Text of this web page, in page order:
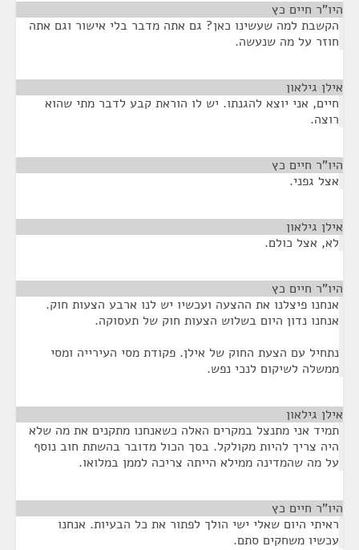
היו"ר חיים כץ
הקשבת למה שעשינו כאן? גם אתה מדבר בלי אישור וגם אתה
חוזר על מה שנעשה.
אילן גילאון
חיים, אני יוצא להגנתו. יש לו הוראת קבע לדבר מתי שהוא
רוצה.
היו"ר חיים כץ
אצל גפני.
אילן גילאון
לא, אצל כולם.
היו"ר חיים כץ
אנחנו פיצלנו את ההצעה ועכשיו יש לנו ארבע הצעות חוק.
אנחנו נדון היום בשלוש הצעות חוק של תעסוקה.
נתחיל עם הצעת החוק של אילן. פקודת מסי העירייה ומסי
ממשלה לשיקום לנכי נפש.
אילן גילאון
תמיד אני מתנצל במקרים האלה כשאנחנו מתקנים את מה שלא
היה צריך להיות מקולקל. בסך הכול מדובר בהשתת חוב נוסף
על מה שהמדינה ממילא הייתה צריכה לממן במלואו.
היו"ר חיים כץ
ראיתי היום שאלי ישי הולך לפתור את כל הבעיות. אנחנו
עכשיו משחקים סתם.